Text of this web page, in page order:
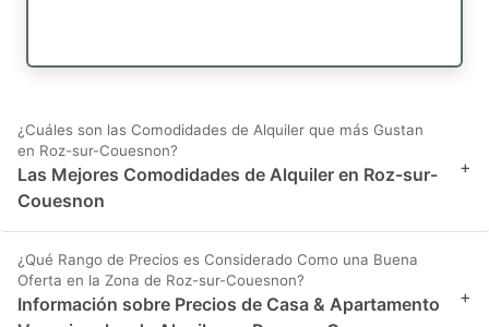
¿Cuáles son las Comodidades de Alquiler que más Gustan
en Roz-sur-Couesnon?
Las Mejores Comodidades de Alquiler en Roz-sur-
Couesnon
+
¿Qué Rango de Precios es Considerado Como una Buena
Oferta en la Zona de Roz-sur-Couesnon?
Información sobre Precios de Casa & Apartamento
+